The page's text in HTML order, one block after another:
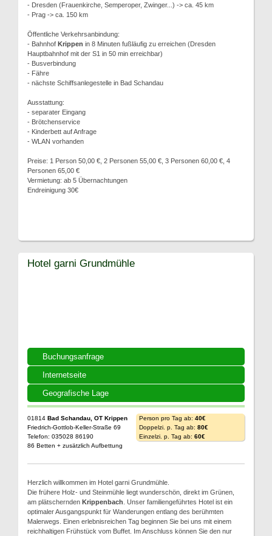
- Dresden (Frauenkirche, Semperoper, Zwinger...) -> ca. 45 km
- Prag -> ca. 150 km
Öffentliche Verkehrsanbindung:
- Bahnhof Krippen in 8 Minuten fußläufig zu erreichen (Dresden
Hauptbahnhof mit der S1 in 50 min erreichbar)
- Busverbindung
- Fähre
- nächste Schiffsanlegestelle in Bad Schandau
Ausstattung:
- separater Eingang
- Brötchenservice
- Kinderbett auf Anfrage
- WLAN vorhanden
Preise: 1 Person 50,00 €, 2 Personen 55,00 €, 3 Personen 60,00 €, 4
Personen 65,00 €
Vermietung: ab 5 Übernachtungen
Endreinigung 30€
Buchungsanfrage
Internetseite
Geografische Lage
Hotel garni Grundmühle
01814 Bad Schandau, OT Krippen
Friedrich-Gottlob-Keller-Straße 69
Telefon: 035028 86190
86 Betten + zusätzlich Aufbettung
Person pro Tag ab: 40€
Doppelzi. p. Tag ab: 80€
Einzelzi. p. Tag ab: 60€
Herzlich willkommen im Hotel garni Grundmühle.
Die frühere Holz- und Steinmühle liegt wunderschön, direkt im Grünen,
am plätschernden Krippenbach . Unser familiengeführtes Hotel ist ein
optimaler Ausgangspunkt für Wanderungen entlang des berühmten
Malerwegs. Einen erlebnisreichen Tag beginnen Sie bei uns mit einem
reichhaltigen Frühstück vom Buffet. Im Anschluss können Sie den nur